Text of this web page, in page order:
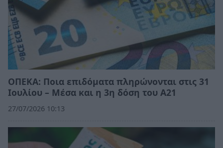
ΟΠΕΚΑ: Ποια επιδόματα πληρώνονται στις 31
Ιουλίου – Μέσα και η 3η δόση του Α21
27/07/2026 10:13